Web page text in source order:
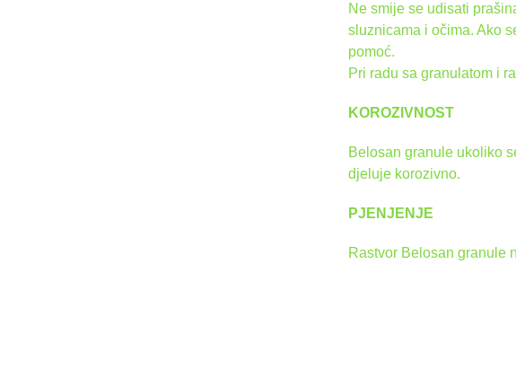
Ne smije se udisati
sluznicama i očima. Ako
pomoć.
Pri radu sa granulatom i
KOROZIVNOST
Belosan granule ukoliko
djeluje korozivno.
PJENJENJE
Rastvor Belosan granule